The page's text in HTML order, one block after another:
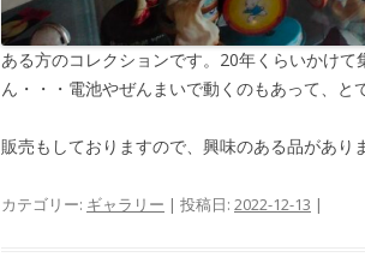
ある方のコレクションです。20年くらいかけ
ん・・・電池やぜんまいで動くのもあって、と
販売もしておりますので、興味のある品があり
カテゴリー: ギャラリー | 投稿日: 2022-12-13 |